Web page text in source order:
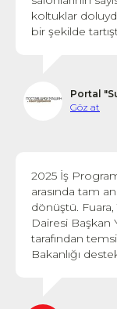
koltuklar
bir şekilde
Portal
Göz at
2025 İş
arasında tam
dönüştü. Fuara,
Dairesi Başkan
tarafından
Bakanlığı